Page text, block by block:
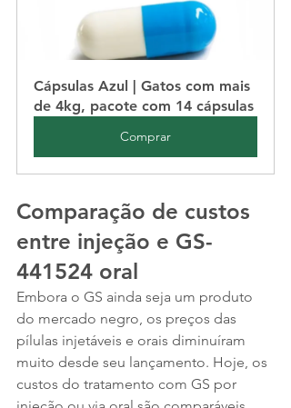
Cápsulas Azul | Gatos com mais
de 4kg, pacote com 14 cápsulas
Comprar
Comparação de custos
entre injeção e GS-
441524 oral
Embora o GS ainda seja um produto
do mercado negro, os preços das
pílulas injetáveis e orais diminuíram
muito desde seu lançamento. Hoje, os
custos do tratamento com GS por